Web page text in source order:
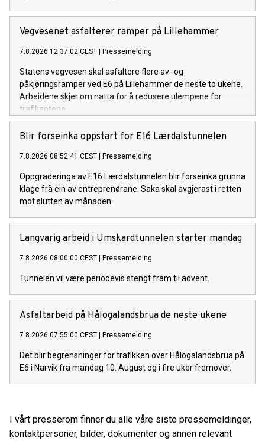
Vegvesenet asfalterer ramper på Lillehammer
7.8.2026 12:37:02 CEST | Pressemelding
Statens vegvesen skal asfaltere flere av- og
påkjøringsramper ved E6 på Lillehammer de neste to ukene.
Arbeidene skjer om natta for å redusere ulempene for
trafikantene.
Blir forseinka oppstart for E16 Lærdalstunnelen
7.8.2026 08:52:41 CEST | Pressemelding
Oppgraderinga av E16 Lærdalstunnelen blir forseinka grunna
klage frå ein av entreprenørane. Saka skal avgjerast i retten
mot slutten av månaden.
Langvarig arbeid i Umskardtunnelen starter mandag
7.8.2026 08:00:00 CEST | Pressemelding
Tunnelen vil være periodevis stengt fram til advent.
Asfaltarbeid på Hålogalandsbrua de neste ukene
7.8.2026 07:55:00 CEST | Pressemelding
Det blir begrensninger for trafikken over Hålogalandsbrua på
E6 i Narvik fra mandag 10. August og i fire uker fremover.
I vårt presserom finner du alle våre siste pressemeldinger,
kontaktpersoner, bilder, dokumenter og annen relevant